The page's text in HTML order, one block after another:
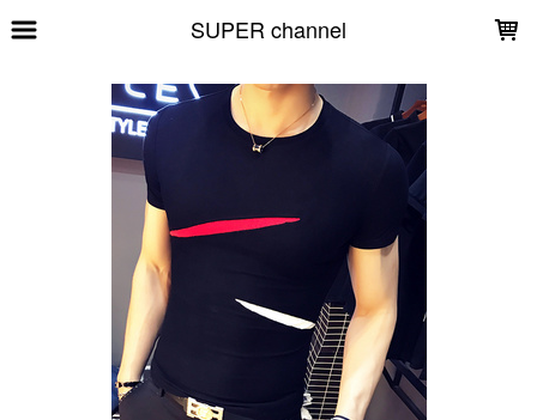
SUPER channel